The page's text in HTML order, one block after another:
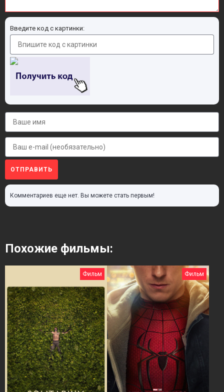
Введите код с картинки:
ОТПРАВИТЬ
Комментариев еще нет. Вы можете стать первым!
Похожие фильмы:
Фильм Фильм